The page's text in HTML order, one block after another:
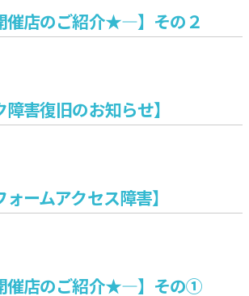
催店のご紹介★—】その２
障害復旧のお知らせ】
ォームアクセス障害】
催店のご紹介★—】その①